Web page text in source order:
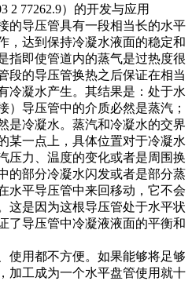
2 77262.9）的开发与应用
的导压管具有一段相当长的水平
，达到保持冷凝水液面的稳定和
指即使管道内的蒸气是过热度很
段的导压管换热之后保证在相当
冷凝水产生。其结果是：处于水
）导压管中的介质必然是蒸汽；
是冷凝水。蒸汽和冷凝水的交界
某一点上，具体位置对于冷凝水
压力、温度的变化或者是周围换
的部分冷凝水闪发或者是部分蒸
水平导压管中来回移动，它不会
这是因为这根导压管处于水平状
了导压管中冷凝液液面的平衡和
使用都不方便。如果能够将足够
加工成为一个水平盘管使用就十